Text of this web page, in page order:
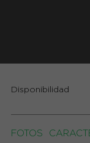
FOTOS
Disponibilidad